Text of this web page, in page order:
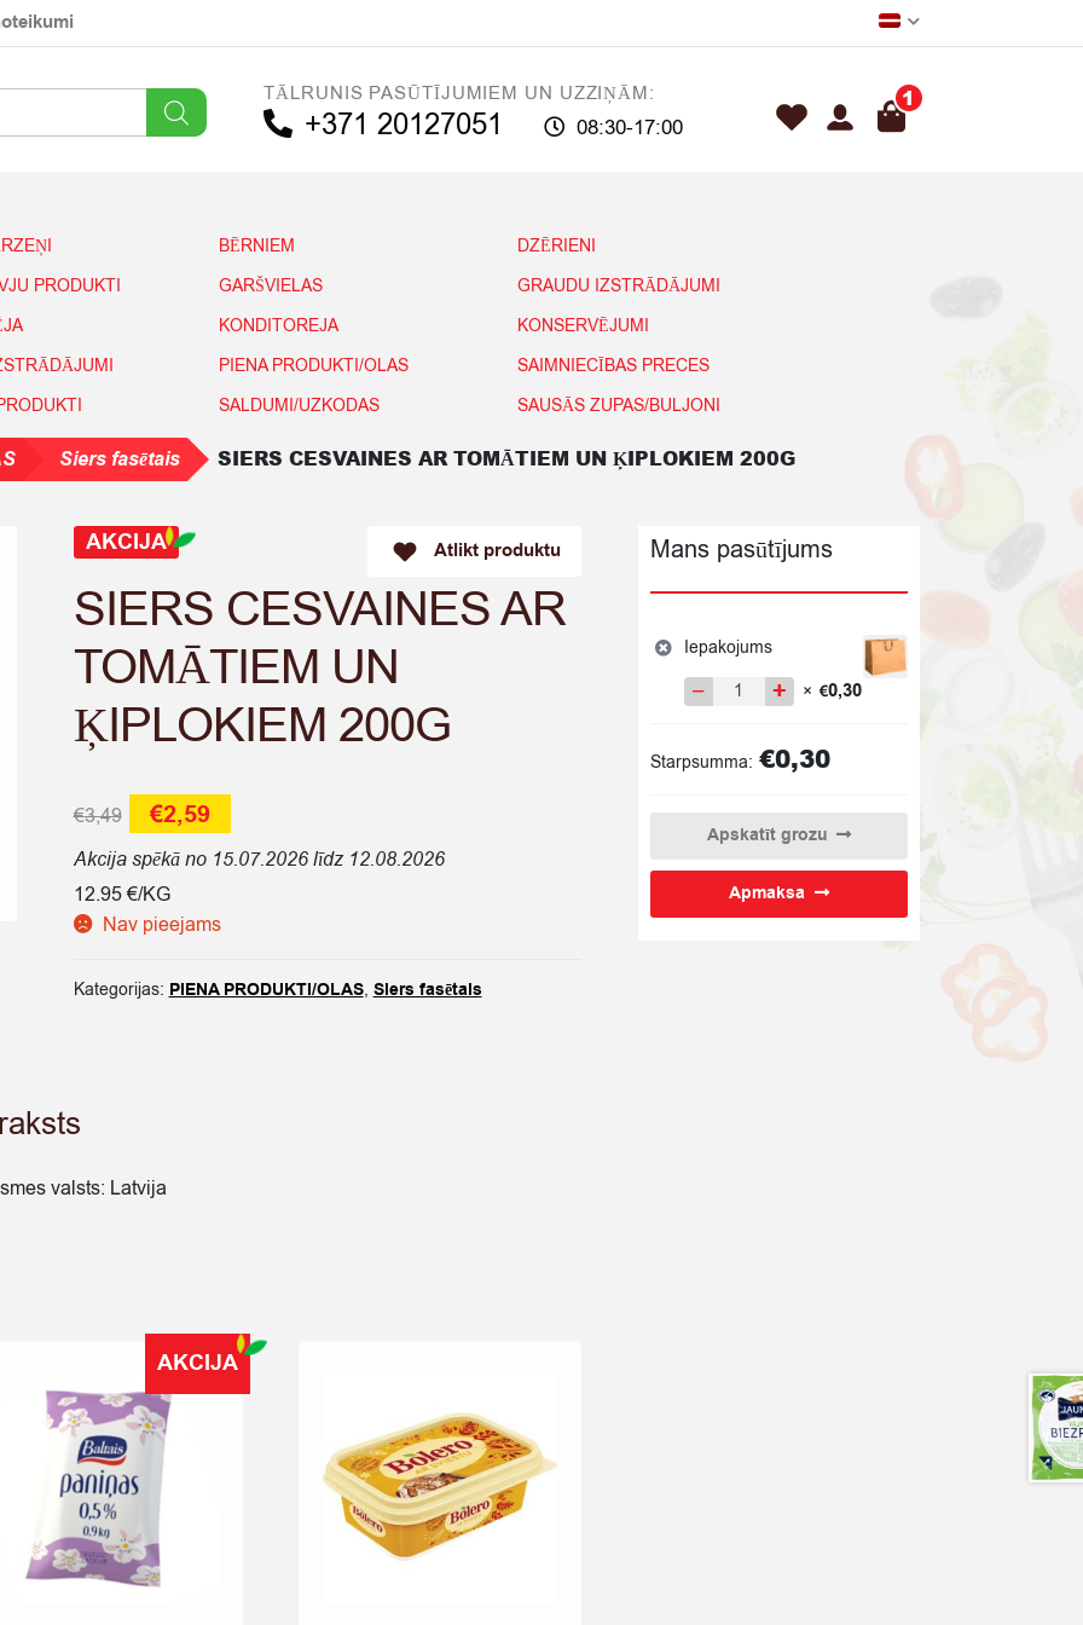
TĀLRUNIS PASŪTĪJUMIEM UN UZZIŅĀM:
+371 20127051 08:30-17:00
1
BĒRNIEM
DZĒRIENI
PRODUKTI
GARŠVIELAS
GRAUDU IZSTRĀDĀJUMI
KONDITOREJA
KONSERVĒJUMI
PIENA PRODUKTI/OLAS
SAIMNIECĪBAS PRECES
SALDUMI/UZKODAS SAUSĀS ZUPAS/BULJONI
Siers fasētais SIERS CESVAINES AR TOMĀTIEM UN ĶIPLOKIEM 200G
Atlikt produktu
AKCIJA
SIERS CESVAINES AR
TOMĀTIEM UN
ĶIPLOKIEM 200G
€3,49
Original
price
was:
€3,49.
€2,59
price
Akcija spēkā no 15.07.2026 līdz 12.08.2026
12.95 €/KG
Nav pieejams
Kategorijas: PIENA PRODUKTI/OLAS, Siers fasētais
valsts: Latvija
AKCIJA
Mans pasūtījums
Iepakojums
−
Iepakojums+ × €0,30
Starpsumma: €0,30
Apskatīt grozu
Apmaksa